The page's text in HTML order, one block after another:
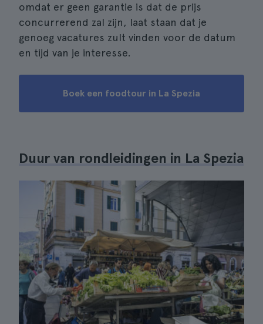
omdat er geen garantie is dat de prijs
concurrerend zal zijn, laat staan dat je
genoeg vacatures zult vinden voor de datum
en tijd van je interesse.
Boek een foodtour in La Spezia
Duur van rondleidingen in La Spezia